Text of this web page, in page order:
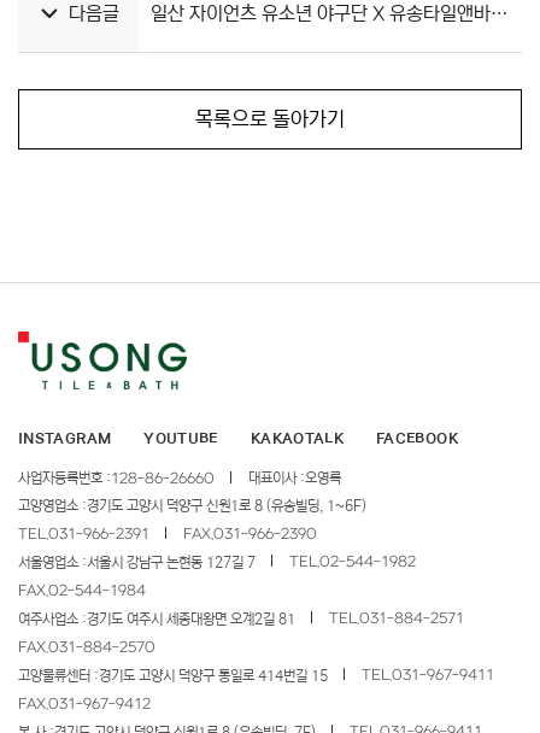
다음글 일산 자이언츠 유소년 야구단 X 유송타일앤바스 후원 협약식 안내
목록으로 돌아가기
INSTAGRAM YOUTUBE KAKAOTALK FACEBOOK
사업자등록번호 :128-86-26660 대표이사 :오영록
고양영업소 :경기도 고양시 덕양구 신원1로 8 (유송빌딩, 1~6F)
TEL.031-966-2391 FAX.031-966-2390
서울영업소 :서울시 강남구 논현동 127길 7 TEL.02-544-1982
FAX.02-544-1984
여주사업소 :경기도 여주시 세종대왕면 오계2길 81 TEL.031-884-2571
FAX.031-884-2570
고양물류센터 :경기도 고양시 덕양구 통일로 414번길 15 TEL.031-967-9411
FAX.031-967-9412